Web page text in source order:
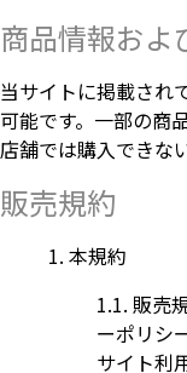
商品情報およ
当サイトに掲載され
可能です。一部の商
店舗では購入できな
販売規約
本規約
販売
ーポリシ
サイト利